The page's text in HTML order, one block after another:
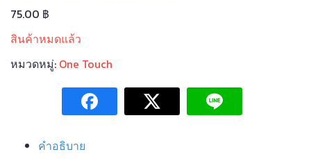
75.00 ฿
สินค้าหมดแล้ว
หมวดหมู่: One Touch
คำอธิบาย